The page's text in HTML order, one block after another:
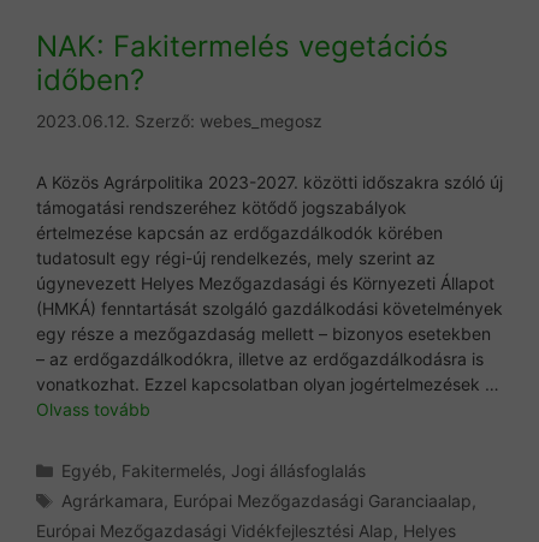
NAK: Fakitermelés vegetációs
időben?
2023.06.12. Szerző: webes_megosz
A Közös Agrárpolitika 2023-2027. közötti időszakra szóló új
támogatási rendszeréhez kötődő jogszabályok
értelmezése kapcsán az erdőgazdálkodók körében
tudatosult egy régi-új rendelkezés, mely szerint az
úgynevezett Helyes Mezőgazdasági és Környezeti Állapot
(HMKÁ) fenntartását szolgáló gazdálkodási követelmények
egy része a mezőgazdaság mellett – bizonyos esetekben
– az erdőgazdálkodókra, illetve az erdőgazdálkodásra is
vonatkozhat. Ezzel kapcsolatban olyan jogértelmezések …
Olvass tovább
Kategória
Egyéb Fakitermelés Jogi állásfoglalás
Címkék
Agrárkamara Európai Mezőgazdasági Garanciaalap
Európai Mezőgazdasági Vidékfejlesztési Alap Helyes